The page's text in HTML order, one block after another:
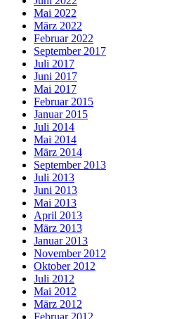
Mai 2022
März 2022
Februar 2022
September 2017
Juli 2017
Juni 2017
Mai 2017
Februar 2015
Januar 2015
Juli 2014
Mai 2014
März 2014
September 2013
Juli 2013
Juni 2013
Mai 2013
April 2013
März 2013
Januar 2013
November 2012
Oktober 2012
Juli 2012
Mai 2012
März 2012
Februar 2012